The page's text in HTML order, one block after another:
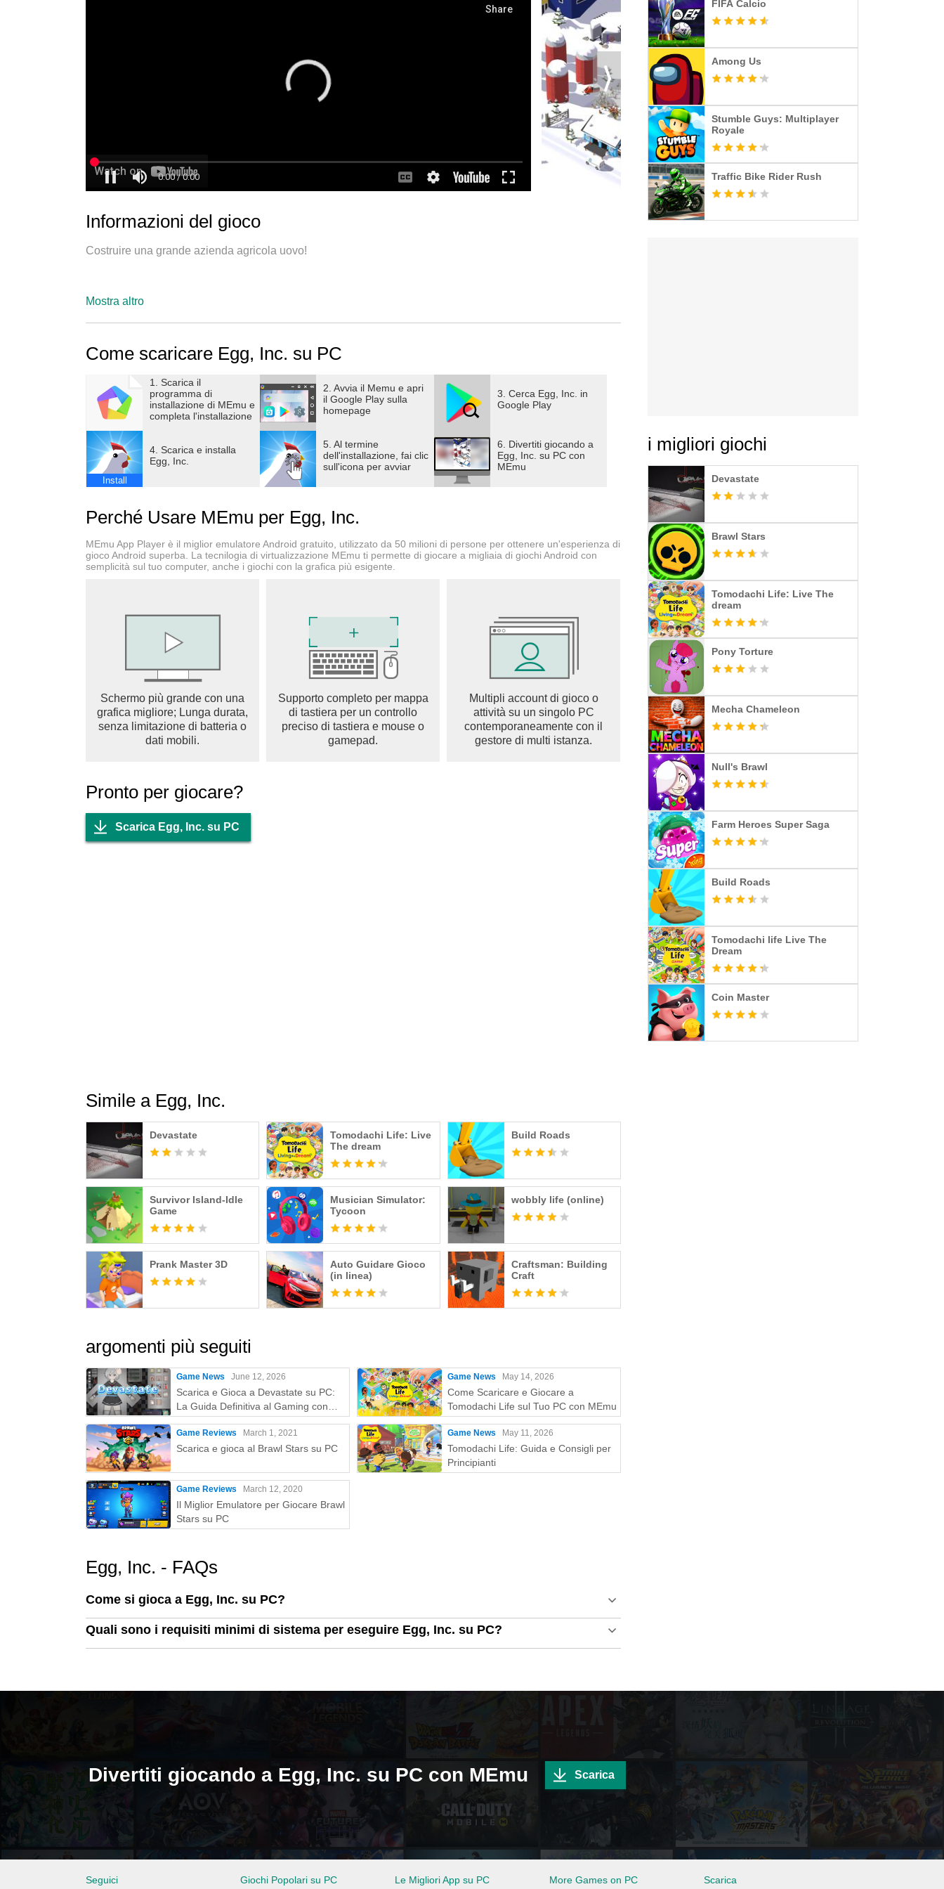
Informazioni del gioco
Costruire una grande azienda agricola uovo!
Mostra altro
Come scaricare Egg, Inc. su PC
1. Scarica il
programma di
installazione di MEmu e
completa l'installazione
2. Avvia il Memu e apri
il Google Play sulla
homepage
3. Cerca Egg, Inc. in
Google Play
Install
4. Scarica e installa
Egg, Inc.
5. Al termine
dell'installazione, fai clic
sull'icona per avviar
6. Divertiti giocando a
Egg, Inc. su PC con
MEmu
Perché Usare MEmu per Egg, Inc.
MEmu App Player è il miglior emulatore Android gratuito, utilizzato da 50 milioni di persone per ottenere un'esperienza di
gioco Android superba. La tecnilogia di virtualizzazione MEmu ti permette di giocare a migliaia di giochi Android con
semplicità sul tuo computer, anche i giochi con la grafica più esigente.
Schermo più grande con una
grafica migliore; Lunga durata,
senza limitazione di batteria o
dati mobili.
Supporto completo per mappa
di tastiera per un controllo
preciso di tastiera e mouse o
gamepad.
Multipli account di gioco o
attività su un singolo PC
contemporaneamente con il
gestore di multi istanza.
Pronto per giocare?
Scarica Egg, Inc. su PC
Simile a Egg, Inc.
Devastate
Tomodachi Life: Live
The dream
Build Roads
Survivor Island-Idle
Game
Musician Simulator:
Tycoon
wobbly life (online)
Prank Master 3D
Auto Guidare Gioco
(in linea)
Craftsman: Building
Craft
argomenti più seguiti
Game News June 12, 2026
Scarica e Gioca a Devastate su PC:
La Guida Definitiva al Gaming con
MEmu Play
Game Reviews March 1, 2021
Scarica e gioca al Brawl Stars su PC
Game Reviews March 12, 2020
Il Miglior Emulatore per Giocare Brawl
Stars su PC
Game News May 14, 2026
Come Scaricare e Giocare a
Tomodachi Life sul Tuo PC con MEmu
Game News May 11, 2026
Tomodachi Life: Guida e Consigli per
Principianti
Egg, Inc. - FAQs
Come si gioca a Egg, Inc. su PC?
Quali sono i requisiti minimi di sistema per eseguire Egg, Inc. su PC?
FIFA Calcio
Among Us
Stumble Guys: Multiplayer
Royale
Traffic Bike Rider Rush
i migliori giochi
Devastate
Brawl Stars
Tomodachi Life: Live The
dream
Pony Torture
Mecha Chameleon
Null's Brawl
Farm Heroes Super Saga
Build Roads
Tomodachi life Live The
Dream
Coin Master
Divertiti giocando a Egg, Inc. su PC con MEmu Scarica
Seguici Giochi Popolari su PC Le Migliori App su PC More Games on PC Scarica